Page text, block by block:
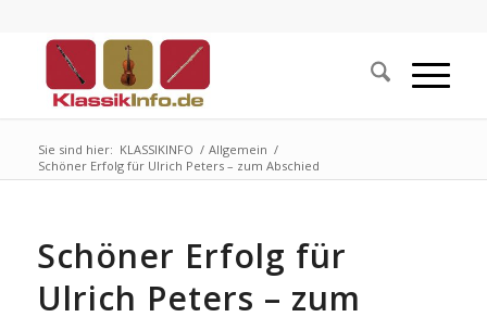
Sie sind hier: KLASSIKINFO / Allgemein /
Schöner Erfolg für Ulrich Peters – zum Abschied
Schöner Erfolg für
Ulrich Peters – zum